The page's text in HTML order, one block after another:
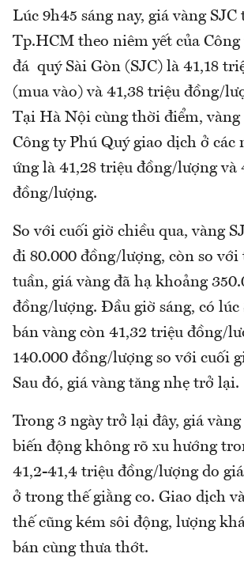
Lúc 9h45 sáng nay, giá vàng
Tp.HCM theo niêm yết của Công
đá quý Sài Gòn (SJC) là 41,18
(mua vào) và 41,38 triệu đồng/
Tại Hà Nội cùng thời điểm, vàng
Công ty Phú Quý giao dịch ở các
ứng là 41,28 triệu đồng/lượng và
đồng/lượng.
So với cuối giờ chiều qua, vàng
đi 80.000 đồng/lượng, còn so
tuần, giá vàng đã hạ khoảng
đồng/lượng. Đầu giờ sáng, có lúc
bán vàng còn 41,32 triệu đồng/
140.000 đồng/lượng so với cuối
Sau đó, giá vàng tăng nhẹ trở lại.
Trong 3 ngày trở lại đây, giá
biến động không rõ xu hướng
41,2-41,4 triệu đồng/lượng do
ở trong thế giằng co. Giao dịch
thế cũng kém sôi động, lượng
bán cùng thưa thớt.